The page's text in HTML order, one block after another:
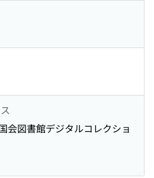
会図書館デジタルコレクショ